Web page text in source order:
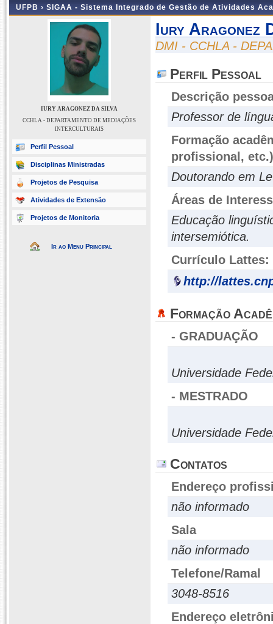
UFPB › SIGAA - Sistema Integrado de Gestão de Atividades
IURY ARAGONEZ DA SILVA
CCHLA - DEPARTAMENTO DE MEDIAÇÕES
INTERCULTURAIS
Perfil Pessoal
Disciplinas Ministradas
Projetos de Pesquisa
Atividades de Extensão
Projetos de Monitoria
Ir ao Menu Principal
Iury Aragonez
DMI - CCHLA -
Perfil Pessoal
Descrição
Professor de
Formação
profissional, etc.)
Doutorando em
Áreas de
Educação
intersemiótica.
Currículo Lattes:
http://
Formação
- GRADUAÇÃO
Universidade
- MESTRADO
Universidade
Contatos
Endereço
não informado
Sala
não informado
Telefone/Ramal
3048-8516
Endereço